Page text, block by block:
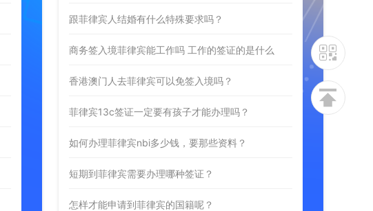
跟菲律宾人结婚有什么特殊要求吗？
商务签入境菲律宾能工作吗 工作的签证的是什么
香港澳门人去菲律宾可以免签入境吗？
菲律宾13c签证一定要有孩子才能办理吗？
如何办理菲律宾nbi多少钱，要那些资料？
短期到菲律宾需要办理哪种签证？
怎样才能申请到菲律宾的国籍呢？